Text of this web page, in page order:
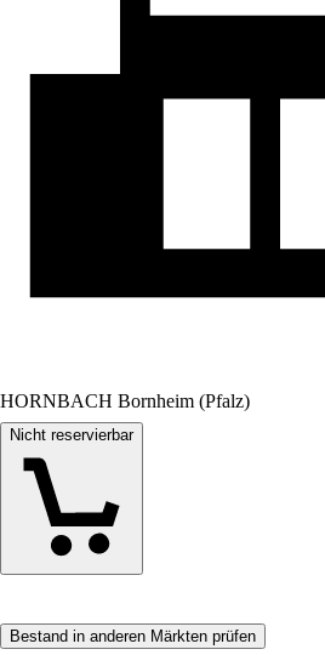
HORNBACH Bornheim (Pfalz)
Nicht reservierbar
Bestand in anderen Märkten prüfen